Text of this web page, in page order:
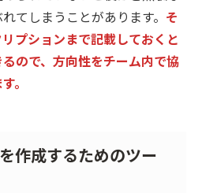
てしまうことがあります。 そ
プションまで記載しておくと
ので、方向性をチーム内で協
。
作成するためのツー